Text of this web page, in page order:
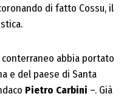
di fatto Cossu, il
abbia portato
e del paese di Santa
Pietro Carbini –. Già